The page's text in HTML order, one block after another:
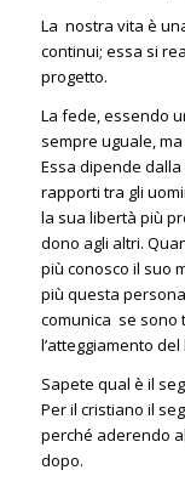
La nostra vita è
continui; essa si
progetto.
La fede, essendo
sempre uguale,
Essa dipende
rapporti tra gli
la sua libertà più
dono agli altri.
più conosco il suo
più questa
comunica se sono
l’atteggiamento
Sapete qual è il
Per il cristiano il
perché aderendo
dopo.